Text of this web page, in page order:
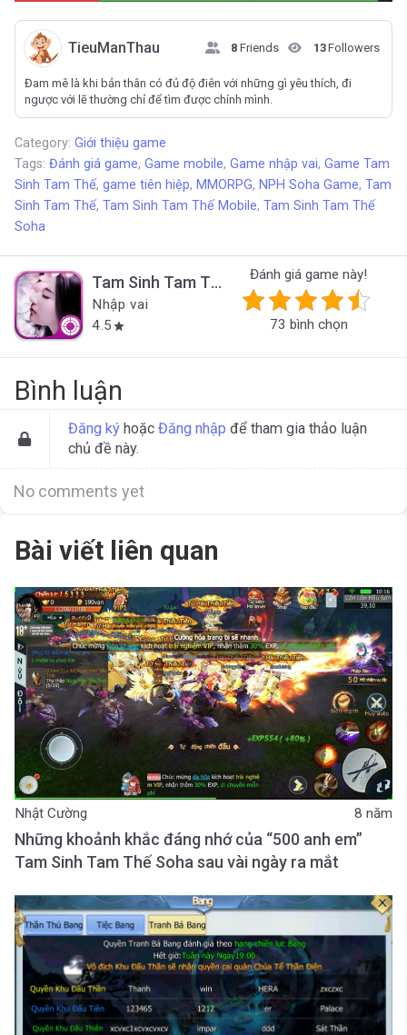
TieuManThau 8 Friends 13Followers
Đam mê là khi bản thân có đủ độ điên với những gì yêu thích, đi
ngược với lẽ thường chỉ để tìm được chính mình.
Category: Giới thiệu game
Tags: Đánh giá game, Game mobile, Game nhập vai, Game Tam
Sinh Tam Thế, game tiên hiệp, MMORPG, NPH Soha Game, Tam
Sinh Tam Thế, Tam Sinh Tam Thế Mobile, Tam Sinh Tam Thế
Soha
Tam Sinh Tam Thế Soha
Nhập vai
4.5 star
Đánh giá game này!
73 bình chọn
Bình luận
Đăng ký hoặc Đăng nhập để tham gia thảo luận
chủ đề này.
No comments yet
Bài viết liên quan
Nhật Cường 8 năm
Những khoảnh khắc đáng nhớ của “500 anh em”
Tam Sinh Tam Thế Soha sau vài ngày ra mắt